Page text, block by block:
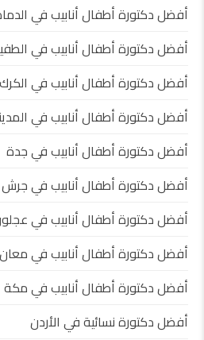
أفضل دكتورة أطفال أنابيب في
أفضل دكتورة أطفال أنابيب في
أفضل دكتورة أطفال أنابيب في الكرك
أفضل دكتورة أطفال أنابيب في
أفضل دكتورة أطفال أنابيب في جدة
أفضل دكتورة أطفال أنابيب في جرش
أفضل دكتورة أطفال أنابيب في
أفضل دكتورة أطفال أنابيب في معان
أفضل دكتورة أطفال أنابيب في مكة
أفضل دكتورة نسائية في الأردن